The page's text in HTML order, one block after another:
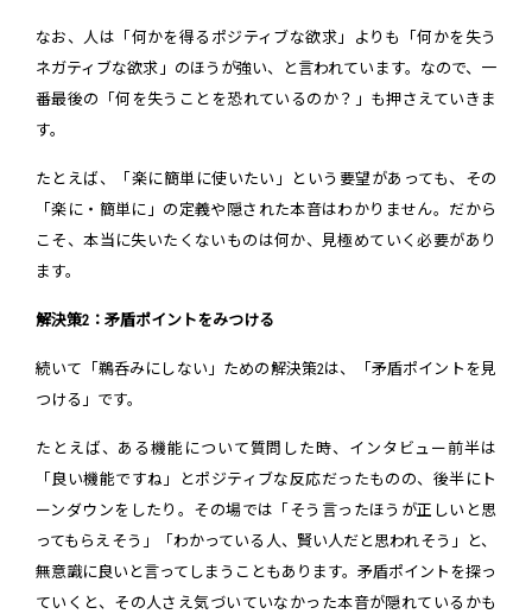
なお、人は「何かを得るポジティブな欲求」よりも「何かを失う
ネガティブな欲求」のほうが強い、と言われています。なので、一
番最後の「何を失うことを恐れているのか？」も押さえていきま
す。
たとえば、「楽に簡単に使いたい」という要望があっても、その
「楽に・簡単に」の定義や隠された本音はわかりません。だから
こそ、本当に失いたくないものは何か、見極めていく必要があり
ます。
解決策2：矛盾ポイントをみつける
続いて「鵜呑みにしない」ための解決策2は、「矛盾ポイントを見
つける」です。
たとえば、ある機能について質問した時、インタビュー前半は
「良い機能ですね」とポジティブな反応だったものの、後半にト
ーンダウンをしたり。その場では「そう言ったほうが正しいと思
ってもらえそう」「わかっている人、賢い人だと思われそう」と、
無意識に良いと言ってしまうこともあります。矛盾ポイントを探っ
ていくと、その人さえ気づいていなかった本音が隠れているかも